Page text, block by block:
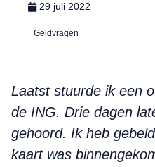
29 juli 2022
Geldvragen
Laatst stuurde ik een
de ING. Drie dagen
gehoord. Ik heb
kaart was